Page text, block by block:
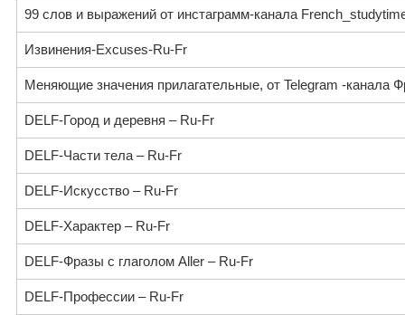
99 слов и выражений от инстаграмм-канала
Извинения-Excuses-Ru-Fr
Меняющие значения прилагательные, от Telegram -канала
DELF-Город и деревня – Ru-Fr
DELF-Части тела – Ru-Fr
DELF-Искусство – Ru-Fr
DELF-Характер – Ru-Fr
DELF-Фразы с глаголом Aller – Ru-Fr
DELF-Профессии – Ru-Fr